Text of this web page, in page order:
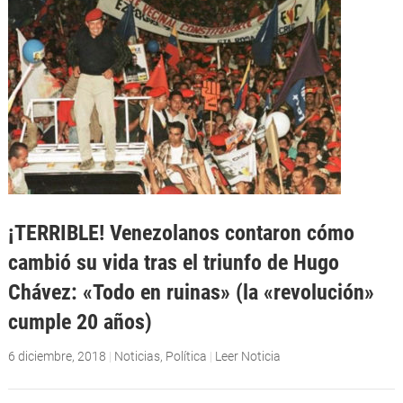
¡TERRIBLE! Venezolanos contaron cómo
cambió su vida tras el triunfo de Hugo
Chávez: «Todo en ruinas» (la «revolución»
cumple 20 años)
6 diciembre, 2018 | Noticias, Política | Leer Noticia